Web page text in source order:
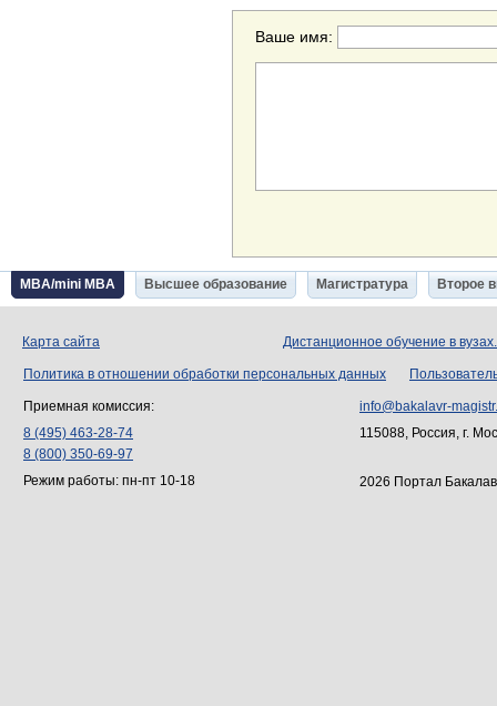
Ваше имя:
MBA/mini MBA Высшее образование Магистратура Второе
Карта сайта Дистанционное обучение в
Политика в отношении обработки персональных данных
Приемная комиссия:
8 (495) 463-28-74
8 (800) 350-69-97
Режим работы: пн-пт 10-18
info@bakalavr-
115088, Россия, г.
2026 Портал